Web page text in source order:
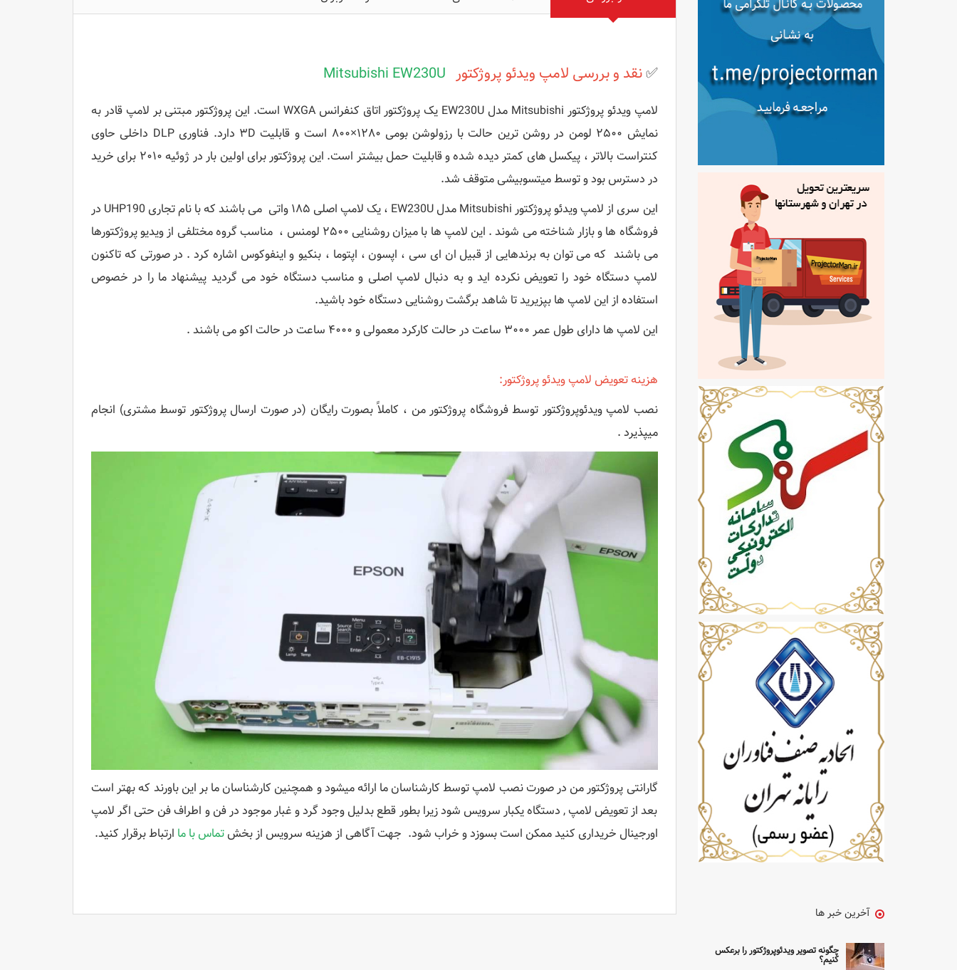
آخرین خبر ها
چگونه تصویر ویدئوپروژکتور را برعکس
کنیم؟
✅نقد و بررسی لامپ ویدئو پروژکتور
لامپ ویدئو پروژکتور Mitsubishi مدل EW230U یک پروژکتور اتاق کنفرانس WXGA است. این پروژکتور مبتنی بر لامپ قادر به
نمایش ۲۵۰۰ لومن در روشن ترین حالت با رزولوشن بومی ۱۲۸۰×۸۰۰ است و قابلیت ۳D دارد. فناوری DLP داخلی حاوی
کنتراست بالاتر ، پیکسل های کمتر دیده شده و قابلیت حمل بیشتر است. این پروژکتور برای اولین بار در ژوئیه ۲۰۱۰ برای خرید
در دسترس بود و توسط میتسوبیشی متوقف شد.
این سری از لامپ ویدئو پروژکتور Mitsubishi مدل EW230U ، یک لامپ اصلی ۱۸۵ واتی می باشند که با نام تجاری UHP190 در
فروشگاه ها و بازار شناخته می شوند . این لامپ ها با میزان روشنایی ۲۵۰۰ لومنس ، مناسب گروه مختلفی از ویدیو پروژکتورها
می باشند که می توان به برندهایی از قبیل ان ای سی ، اپسون ، اپتوما ، بنکیو و اینفوکوس اشاره کرد . در صورتی که تاکنون
لامپ دستگاه خود را تعویض نکرده اید و به دنبال لامپ اصلی و مناسب دستگاه خود می گردید پیشنهاد ما را در خصوص
استفاده از این لامپ ها بپزیرید تا شاهد برگشت روشنایی دستگاه خود باشید.
این لامپ ها دارای طول عمر ۳۰۰۰ ساعت در حالت کارکرد معمولی و ۴۰۰۰ ساعت در حالت اکو می باشند .
هزینه تعویض لامپ ویدئو پروژکتور:
نصب لامپ ویدئوپروژکتور توسط فروشگاه پروژکتور من ، کاملاً بصورت رایگان (در صورت ارسال پروژکتور توسط مشتری) انجام
میپذیرد .
گارانتی پروژکتور من در صورت نصب لامپ توسط کارشناسان ما ارائه میشود و همچنین کارشناسان ما بر این باورند که بهتر است
بعد از تعویض لامپ , دستگاه یکبار سرویس شود زیرا بطور قطع بدلیل وجود گرد و غبار موجود در فن و اطراف فن حتی اگر لامپ
اورجینال خریداری کنید ممکن است بسوزد و خراب شود. جهت آگاهی از هزینه سرویس از بخشتماس با ما ارتباط برقرار کنید.